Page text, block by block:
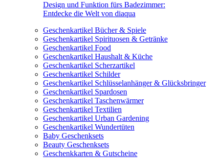
Design und Funktion fürs Badezimmer:
Entdecke die Welt von diaqua
Geschenkartikel Bücher & Spiele
Geschenkartikel Spirituosen & Getränke
Geschenkartikel Food
Geschenkartikel Haushalt & Küche
Geschenkartikel Scherzartikel
Geschenkartikel Schilder
Geschenkartikel Schlüsselanhänger & Glücksbringer
Geschenkartikel Spardosen
Geschenkartikel Taschenwärmer
Geschenkartikel Textilien
Geschenkartikel Urban Gardening
Geschenkartikel Wundertüten
Baby Geschenksets
Beauty Geschenksets
Geschenkkarten & Gutscheine